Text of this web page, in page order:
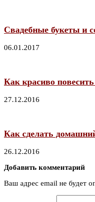
Свадебные букеты и
06.01.2017
Как красиво
27.12.2016
Как сделать
26.12.2016
Добавить комментарий
Ваш адрес email не будет